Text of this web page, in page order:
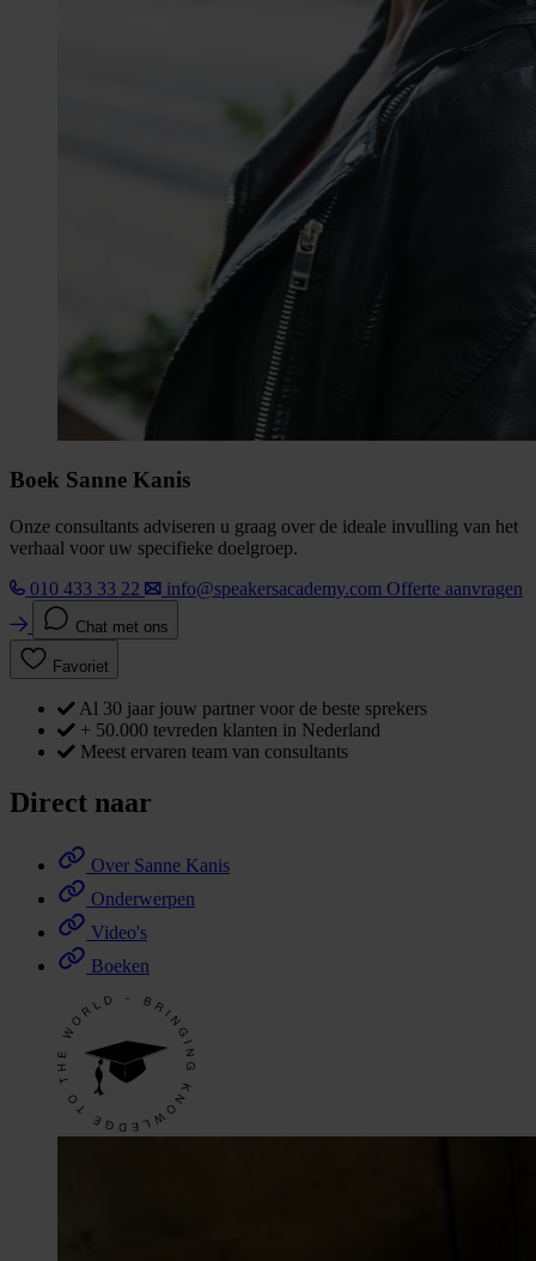
Boek Sanne Kanis
Onze consultants adviseren u graag over de ideale invulling van het
verhaal voor uw specifieke doelgroep.
010 433 33 22
info@speakersacademy.com Offerte aanvragen
Chat met ons
Favoriet
Al 30 jaar jouw partner voor de beste sprekers
+ 50.000 tevreden klanten in Nederland
Meest ervaren team van consultants
Direct naar
Over Sanne Kanis
Onderwerpen
Video's
Boeken